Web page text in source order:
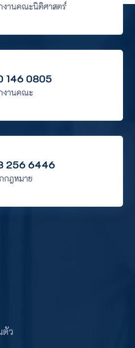
งานคณะนิติศาสตร์
146 0805
งานคณะ
256 6446
กฎหมาย
ตัว